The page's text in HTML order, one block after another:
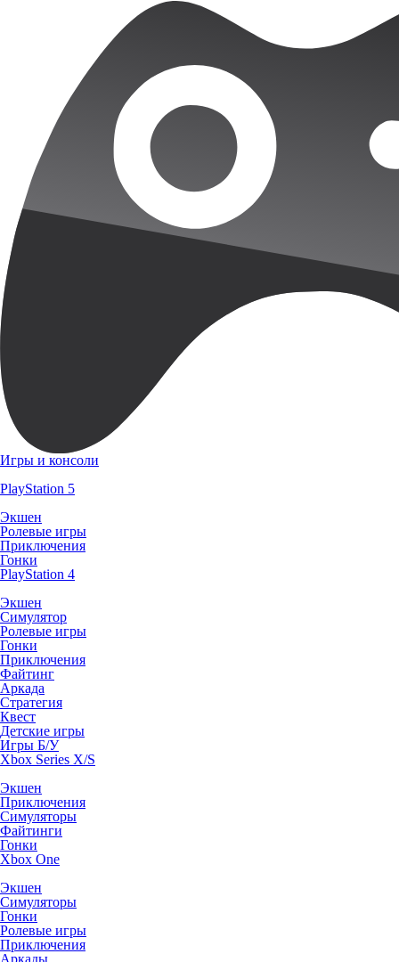
Игры и консоли
PlayStation 5
Экшен
Ролевые игры
Приключения
Гонки
PlayStation 4
Экшен
Симулятор
Ролевые игры
Гонки
Приключения
Файтинг
Аркада
Стратегия
Квест
Детские игры
Игры Б/У
Xbox Series X/S
Экшен
Приключения
Симуляторы
Файтинги
Гонки
Xbox One
Экшен
Симуляторы
Гонки
Ролевые игры
Приключения
Аркады